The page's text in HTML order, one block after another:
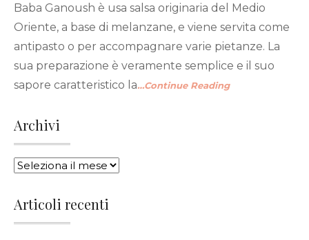
Baba Ganoush è usa salsa originaria del Medio
Oriente, a base di melanzane, e viene servita come
antipasto o per accompagnare varie pietanze. La
sua preparazione è veramente semplice e il suo
sapore caratteristico la…Continue Reading
Archivi
ARCHIVI
Articoli recenti